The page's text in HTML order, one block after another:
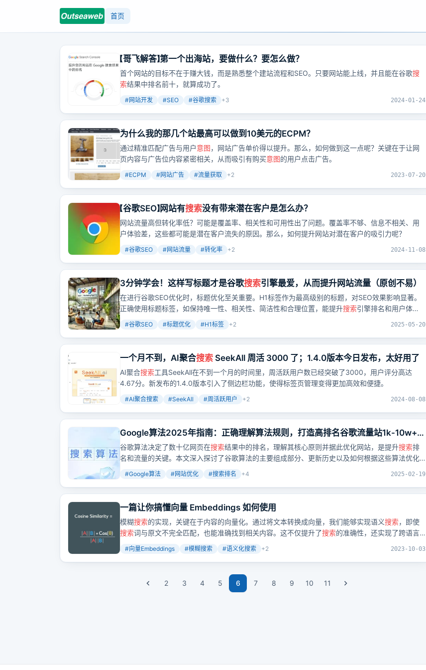
首页
【哥飞解答】第一个出海站，要做什么？要怎么做？
首个网站的目标不在于赚大钱，而是熟悉整个建站流程和SEO。只要网站能上线，并且能在谷歌搜
索结果中排名前十，就算成功了。
#网站开发 #SEO #谷歌搜索 +3 2024-01-24
为什么我的那几个站最高可以做到10美元的ECPM？
通过精准匹配广告与用户意图，网站广告单价得以提升。那么，如何做到这一点呢？关键在于让网
页内容与广告位内容紧密相关，从而吸引有购买意图的用户点击广告。
#ECPM #网站广告 #流量获取 +2 2023-07-20
【谷歌SEO】网站有搜索没有带来潜在客户是怎么办？
网站流量高但转化率低？可能是覆盖率、相关性和可用性出了问题。覆盖率不够、信息不相关、用
户体验差，这些都可能是潜在客户流失的原因。那么，如何提升网站对潜在客户的吸引力呢？
#谷歌SEO #网站流量 #转化率 +2 2024-11-08
3分钟学会！这样写标题才是谷歌搜索引擎最爱，从而提升网站流量（原创不易）
在进行谷歌SEO优化时，标题优化至关重要。H1标签作为最高级别的标题，对SEO效果影响显著。
正确使用标题标签，如保持唯一性、相关性、简洁性和合理位置，能提升搜索引擎排名和用户体
验。同时，要避免常见错误，如重复使用H1标签、缺乏结构化层次、未包含关键词、标题过长或过
短、使用非描述性标题、过度优化和忽视用户体验等。优化标题是谷歌SEO的关键环节，对出海企
#谷歌SEO #标题优化 #H1标签 +2 2025-05-20
一个月不到，AI聚合搜索 SeekAll 周活 3000 了；1.4.0版本今日发布，太好用了
AI聚合搜索工具SeekAll在不到一个月的时间里，周活跃用户数已经突破了3000，用户评分高达
4.67分。新发布的1.4.0版本引入了侧边栏功能，使得标签页管理变得更加高效和便捷。
#AI聚合搜索 #SeekAll #周活跃用户 +2 2024-08-08
Google算法2025年指南：正确理解算法规则，打造高排名谷歌流量站1k-10w+，
千万别错过
谷歌算法决定了数十亿网页在搜索结果中的排名，理解其核心原则并据此优化网站，是提升搜索排
名和流量的关键。本文深入探讨了谷歌算法的主要组成部分、更新历史以及如何根据这些算法优化
#Google算法 #网站优化 #搜索排名 +4 2025-02-19
一篇让你搞懂向量 Embeddings 如何使用
模糊搜索的实现，关键在于内容的向量化。通过将文本转换成向量，我们能够实现语义搜索，即使
搜索词与原文不完全匹配，也能准确找到相关内容。这不仅提升了搜索的准确性，还实现了跨语言
搜索
#向量Embeddings #模糊搜索 #语义化搜索 +2 2023-10-03
2 3 4 5 6 7 8 9 10 11